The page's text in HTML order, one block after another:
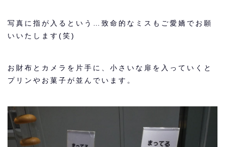
写真に指が入るという…致命的なミスもご愛嬌でお願
いいたします(笑)
お財布とカメラを片手に、小さいな扉を入っていくと
プリンやお菓子が並んでいます。